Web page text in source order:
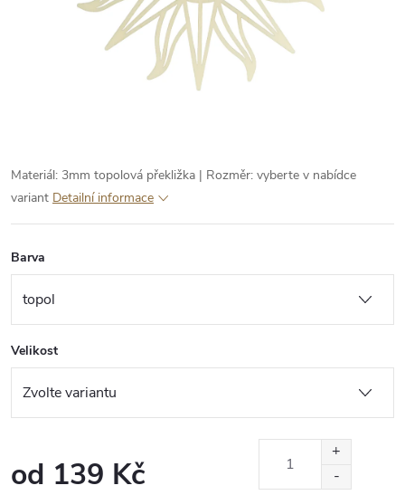
Materiál: 3mm topolová překližka | Rozměr: vyberte v nabídce
variant Detailní informace
Barva
Velikost
od 139 Kč